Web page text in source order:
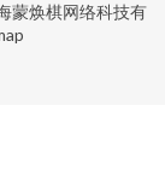
蒙焕棋网络科技有